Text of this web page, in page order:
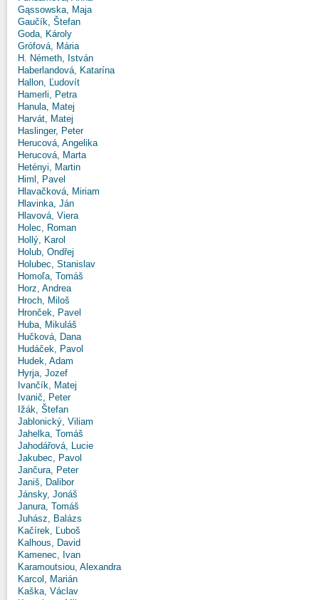
Gąssowska, Maja
Gaučík, Štefan
Goda, Károly
Grófová, Mária
H. Németh, István
Haberlandová, Katarína
Hallon, Ľudovít
Hamerli, Petra
Hanula, Matej
Harvát, Matej
Haslinger, Peter
Herucová, Angelika
Herucová, Marta
Hetényi, Martin
Himl, Pavel
Hlavačková, Miriam
Hlavinka, Ján
Hlavová, Viera
Holec, Roman
Hollý, Karol
Holub, Ondřej
Holubec, Stanislav
Homoľa, Tomáš
Horz, Andrea
Hroch, Miloš
Hronček, Pavel
Huba, Mikuláš
Hučková, Dana
Hudáček, Pavol
Hudek, Adam
Hyrja, Jozef
Ivančík, Matej
Ivanič, Peter
Ižák, Štefan
Jablonický, Viliam
Jahelka, Tomáš
Jahodářová, Lucie
Jakubec, Pavol
Jančura, Peter
Janiš, Dalibor
Jánsky, Jonáš
Janura, Tomáš
Juhász, Balázs
Kačírek, Ľuboš
Kalhous, David
Kamenec, Ivan
Karamoutsiou, Alexandra
Karcol, Marián
Kaška, Václav